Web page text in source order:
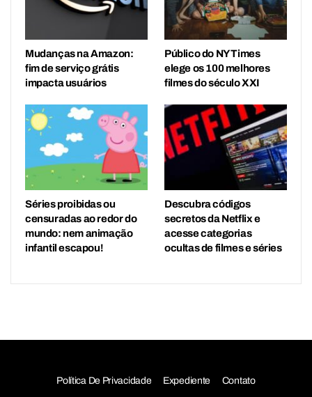
Mudanças na Amazon:
fim de serviço grátis
impacta usuários
Público do NY Times
elege os 100 melhores
filmes do século XXI
Séries proibidas ou
censuradas ao redor do
mundo: nem animação
infantil escapou!
Descubra códigos
secretos da Netflix e
acesse categorias
ocultas de filmes e séries
Política De Privacidade Expediente Contato